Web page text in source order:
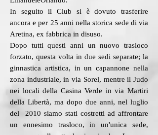
In seguito il Club si è dovuto trasferire
ancora e per 25 anni nella storica sede di via
Aretina, ex fabbrica in disuso.
Dopo tutti questi anni un nuovo trasloco
forzato, questa volta in due sedi separate; la
ginnastica artistica, in un capannone nella
zona industriale, in via Sorel, mentre il Judo
nei locali della Casina Verde in via Martiri
della Libertà, ma dopo due anni, nel luglio
del 2010 siamo stati costretti ad affrontare
un ennesimo trasloco, in un'unica sede,